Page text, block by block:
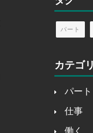
パート
カテゴ
パート
仕事
働く